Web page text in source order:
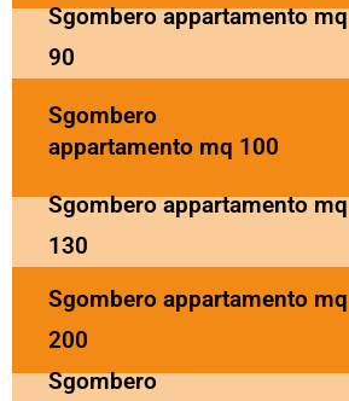
Sgombero appartamento mq
90
Sgombero
appartamento mq 100
Sgombero appartamento mq
130
Sgombero appartamento mq
200
Sgombero